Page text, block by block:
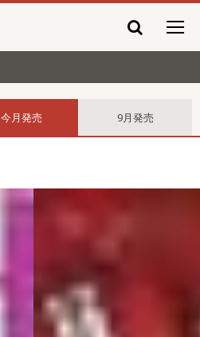
今月発売 9月発売